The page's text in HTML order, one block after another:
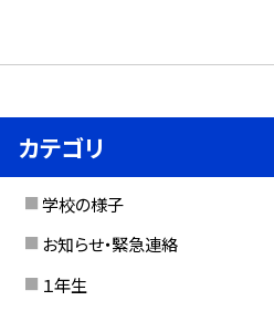
カテゴリ
学校の様子
お知らせ・緊急連絡
１年生